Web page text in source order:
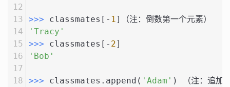
>>> classmates[- 1]（注：倒数第一个元素）
'Tracy'
>>> classmates[- 2]
'Bob'
>>> classmates.append( 'Adam' ) （注：追加